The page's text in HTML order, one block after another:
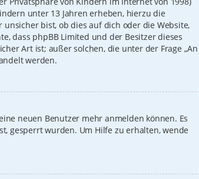
unter 13 Jahren erheben, hierzu die
bist, ob dies auf dich oder die Website,
dass phpBB Limited und der Besitzer dieses
Art ist; außer solchen, die unter der Frage „An
werden.
neuen Benutzer mehr anmelden können. Es
gesperrt wurden. Um Hilfe zu erhalten, wende